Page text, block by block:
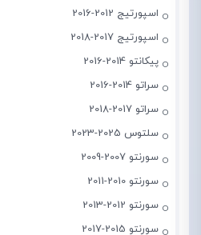
اسپورتیج 2012-2016
اسپورتیج 2017-2018
پیکانتو 2014-2016
سراتو 2014-2016
سراتو 2017-2018
سلتوس 2025-2023
سورنتو 2007-2009
سورنتو 2010-2011
سورنتو 2012-2013
سورنتو 2015-2017